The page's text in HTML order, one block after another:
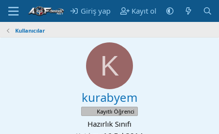
Giriş yap Kayıt ol
Kullanıcılar
K
kurabyem
Kayıtlı Öğrenci
Hazırlık Sınıfı